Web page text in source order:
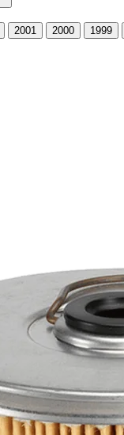
2001 2000 1999